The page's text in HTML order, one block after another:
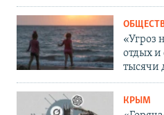
«Угроз
отдых и
тысячи
КРЫМ